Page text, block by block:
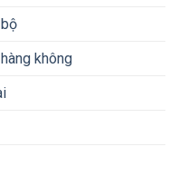
không